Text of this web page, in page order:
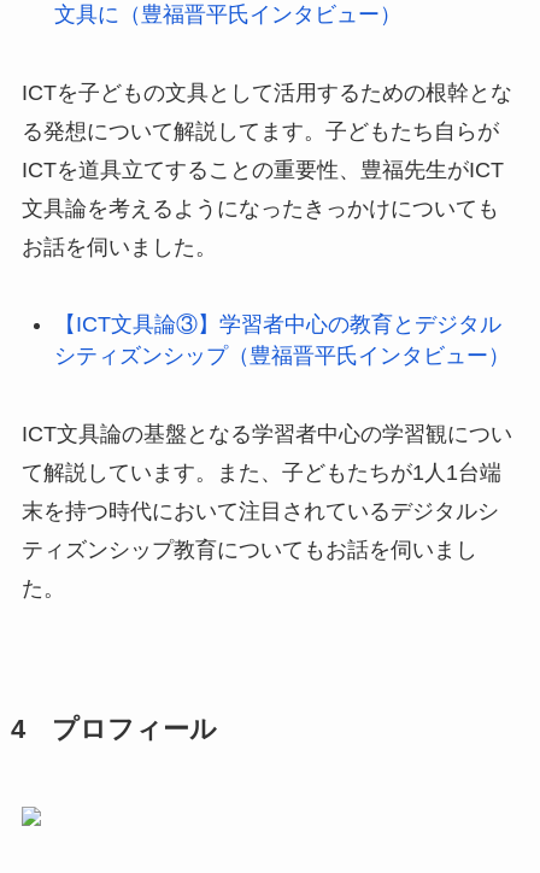
文具に（豊福晋平氏インタビュー）
ICTを子どもの文具として活用するための根幹とな
る発想について解説してます。子どもたち自らが
ICTを道具立てすることの重要性、豊福先生がICT
文具論を考えるようになったきっかけについても
お話を伺いました。
【ICT文具論③】学習者中心の教育とデジタル
シティズンシップ（豊福晋平氏インタビュー）
ICT文具論の基盤となる学習者中心の学習観につい
て解説しています。また、子どもたちが1人1台端
末を持つ時代において注目されているデジタルシ
ティズンシップ教育についてもお話を伺いまし
た。
4 プロフィール